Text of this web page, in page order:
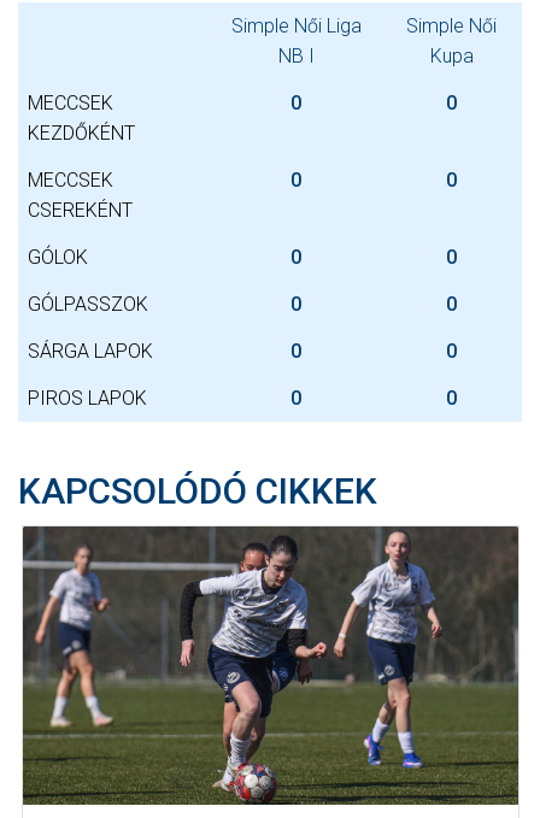
Simple Női Liga
NB I
Simple Női
Kupa
MECCSEK
KEZDŐKÉNT
0 0
MECCSEK
CSEREKÉNT
0 0
GÓLOK 0 0
GÓLPASSZOK 0 0
SÁRGA LAPOK 0 0
PIROS LAPOK 0 0
KAPCSOLÓDÓ CIKKEK